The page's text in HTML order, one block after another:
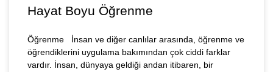
Hayat Boyu Öğrenme
Öğrenme İnsan ve diğer canlılar arasında, öğrenme ve
öğrendiklerini uygulama bakımından çok ciddi farklar
vardır. İnsan, dünyaya geldiği andan itibaren, bir